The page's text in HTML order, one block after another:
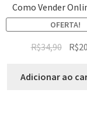
Como Vender
OFERTA!
R$34,90 R$
Adicionar ao